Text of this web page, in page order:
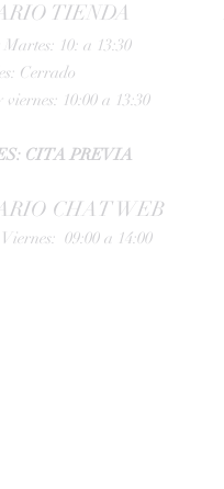
TIENDA
Martes: 10: a 13:30
Cerrado
viernes: 10:00 a 13:30
CITA PREVIA
CHAT WEB
09:00 a 14:00